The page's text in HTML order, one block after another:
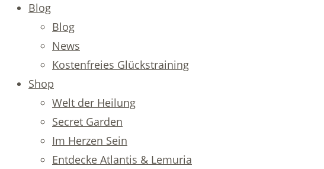
Blog
Blog
News
Kostenfreies Glückstraining
Shop
Welt der Heilung
Secret Garden
Im Herzen Sein
Entdecke Atlantis & Lemuria